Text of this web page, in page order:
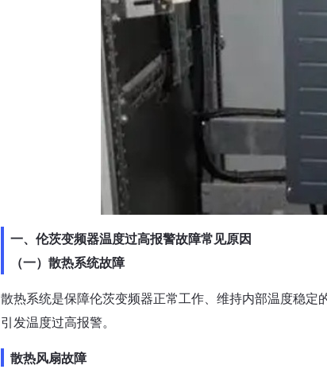
一、伦茨变频器温度过高报警故障常见原因
（一）散热系统故障
散热系统是保障伦茨变频器正常工作、维持内部温度稳
引发温度过高报警。
散热风扇故障